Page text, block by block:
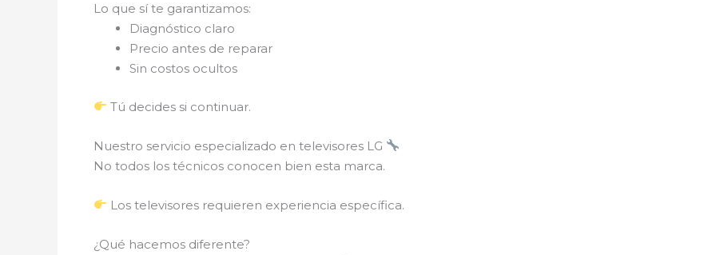
Lo que sí te garantizamos:
Diagnóstico claro
Precio antes de reparar
Sin costos ocultos
Tú decides si continuar.
Nuestro servicio especializado en televisores LG
No todos los técnicos conocen bien esta marca.
Los televisores requieren experiencia específica.
¿Qué hacemos diferente?